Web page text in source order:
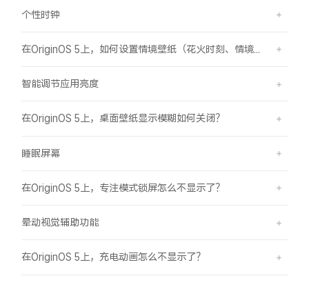
个性时钟
智能调节应用亮度
在OriginOS 5上，桌面壁纸显示模糊如何关闭？
睡眠屏幕
在OriginOS 5上，专注模式锁屏怎么不显示了？
晕动视觉辅助功能
在OriginOS 5上，充电动画怎么不显示了？